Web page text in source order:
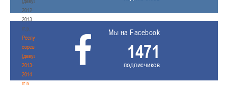
2012-
2013
гг.р.
Республиканские
соревнования
(девушки)
2013-
2014
гг.р.
Мы на Facebook
1471
подписчиков